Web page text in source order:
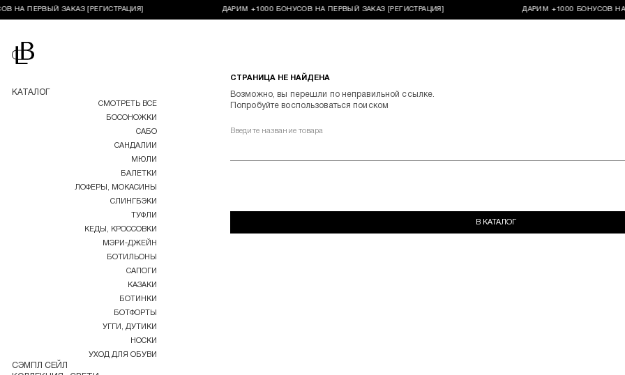
НА ПЕРВЫЙ ЗАКАЗ [РЕГИСТРАЦИЯ] ДАРИМ +1000 БОНУСОВ НА ПЕРВЫЙ ЗАКАЗ [РЕГИСТРАЦИЯ] ДАРИМ +1000 БОНУСОВ НА
Перейти на главную
КАТАЛОГ
СМОТРЕТЬ ВСЕ
БОСОНОЖКИ
САБО
САНДАЛИИ
МЮЛИ
БАЛЕТКИ
ЛОФЕРЫ, МОКАСИНЫ
СЛИНГБЭКИ
ТУФЛИ
КЕДЫ, КРОССОВКИ
МЭРИ-ДЖЕЙН
БОТИЛЬОНЫ
САПОГИ
КАЗАКИ
БОТИНКИ
БОТФОРТЫ
УГГИ, ДУТИКИ
НОСКИ
УХОД ДЛЯ ОБУВИ
СЭМПЛ СЕЙЛ
СТРАНИЦА НЕ НАЙДЕНА
Возможно, вы перешли по неправильной ссылке.
Попробуйте воспользоваться поиском
Введите название товара
В КАТАЛОГ